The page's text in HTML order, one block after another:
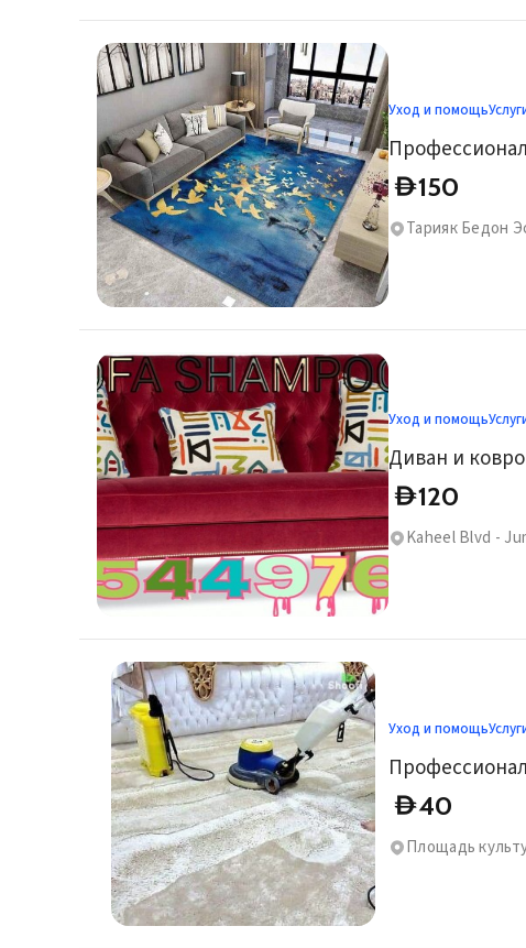
Уход и помощь
D150
Тарияк Бедон
Уход и помощь
Диван и
D120
Kaheel Blvd -
Уход и помощь
D40
Площадь